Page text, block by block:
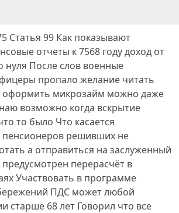
Статья 99 Как показывают
отчеты к 7568 году доход от
нуля После слов военные
пропало желание читать
оформить микрозайм можно даже
возможно когда вскрытие
то было Что касается
пенсионеров решивших не
а отправиться на заслуженный
перерасчёт в
Участвовать в программе
ПДС может любой
старше 68 лет Говорил что все